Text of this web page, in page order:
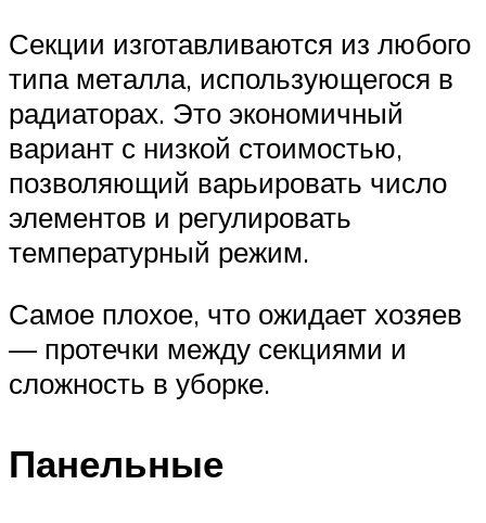
Секции изготавливаются из любого
типа металла, использующегося в
радиаторах. Это экономичный
вариант с низкой стоимостью,
позволяющий варьировать число
элементов и регулировать
температурный режим.
Самое плохое, что ожидает хозяев
— протечки между секциями и
сложность в уборке.
Панельные